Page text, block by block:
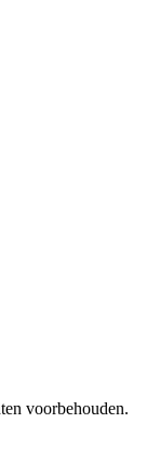
voorbehouden.